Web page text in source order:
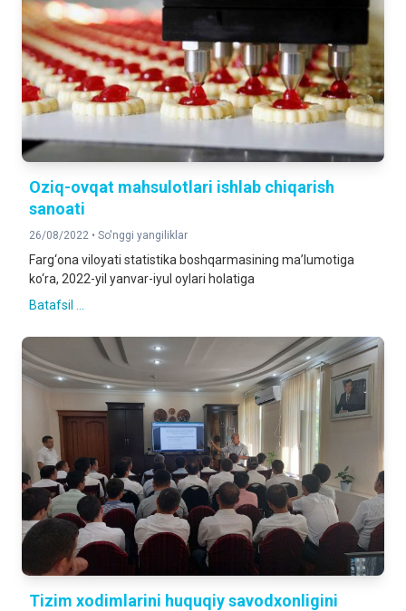
Oziq-ovqat mahsulotlari ishlab chiqarish
sanoati
26/08/2022 • So'nggi yangiliklar
Farg‘ona viloyati statistika boshqarmasining ma’lumotiga
ko‘ra, 2022-yil yanvar-iyul oylari holatiga
Batafsil ...
Tizim xodimlarini huquqiy savodxonligini